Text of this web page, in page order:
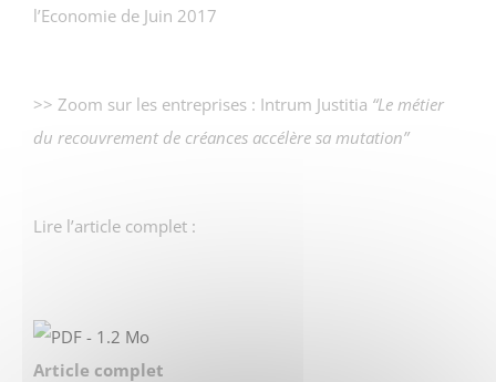
l’Economie de Juin 2017
>> Zoom sur les entreprises : Intrum Justitia “Le métier
du recouvrement de créances accélère sa mutation”
Lire l’article complet :
Article complet